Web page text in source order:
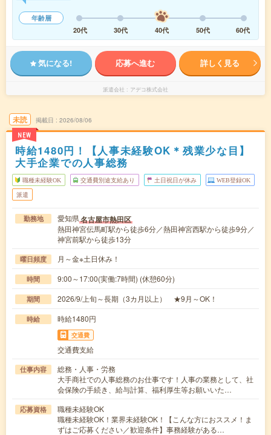
年齢層
20代
30代 40代 50代 60代
気になる! 応募へ進む 詳しく見る
派遣会社 アデコ株式会社
未読
NEW
掲載日 2026/08/06
時給1480円！【人事未経験OK＊残業少な目】
大手企業での人事総務
職種未経験OK 交通費別途支給あり 土日祝日が休み WEB登録OK
派遣
勤務地 愛知県名古屋市熱田区
熱田神宮伝馬町駅から徒歩6分／熱田神宮西駅から徒歩9分／
神宮前駅から徒歩13分
曜日頻度 月～金※土日休み！
時間 9:00～17:00(実働:7時間) (休憩60分)
期間 2026/9/上旬～長期（3カ月以上） ★9月～OK！
時給 時給1480円
交通費
交通費支給
仕事内容
総務・人事・労務
大手商社での人事総務のお仕事です！人事の業務として、社
会保険の手続き、給与計算、福利厚生等お願いいた…
応募資格
職種未経験OK
職種未経験OK！業界未経験OK！【こんな方におススメ！ま
ずはご応募ください／歓迎条件】事務経験がある…